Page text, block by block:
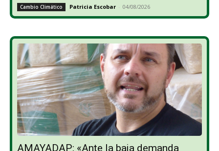
Cambio Climático Patricia Escobar - 04/08/2026
AMAYADAP: «Ante la baja demanda